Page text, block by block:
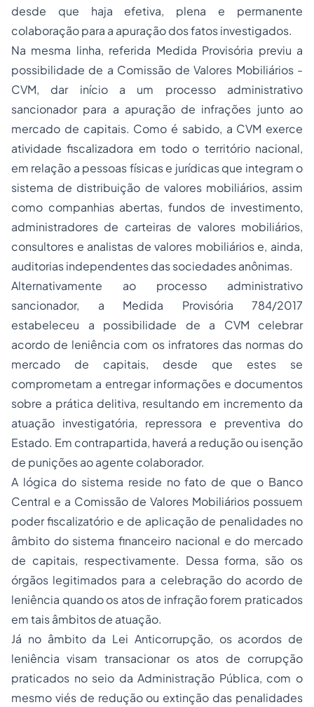
desde que haja efetiva, plena e permanente
colaboração para a apuração dos fatos investigados.
Na mesma linha, referida Medida Provisória previu a
possibilidade de a Comissão de Valores Mobiliários -
CVM, dar início a um processo administrativo
sancionador para a apuração de infrações junto ao
mercado de capitais. Como é sabido, a CVM exerce
atividade fiscalizadora em todo o território nacional,
em relação a pessoas físicas e jurídicas que integram o
sistema de distribuição de valores mobiliários, assim
como companhias abertas, fundos de investimento,
administradores de carteiras de valores mobiliários,
consultores e analistas de valores mobiliários e, ainda,
auditorias independentes das sociedades anônimas.
Alternativamente ao processo administrativo
sancionador, a Medida Provisória 784/2017
estabeleceu a possibilidade de a CVM celebrar
acordo de leniência com os infratores das normas do
mercado de capitais, desde que estes se
comprometam a entregar informações e documentos
sobre a prática delitiva, resultando em incremento da
atuação investigatória, repressora e preventiva do
Estado. Em contrapartida, haverá a redução ou isenção
de punições ao agente colaborador.
A lógica do sistema reside no fato de que o Banco
Central e a Comissão de Valores Mobiliários possuem
poder fiscalizatório e de aplicação de penalidades no
âmbito do sistema financeiro nacional e do mercado
de capitais, respectivamente. Dessa forma, são os
órgãos legitimados para a celebração do acordo de
leniência quando os atos de infração forem praticados
em tais âmbitos de atuação.
Já no âmbito da Lei Anticorrupção, os acordos de
leniência visam transacionar os atos de corrupção
praticados no seio da Administração Pública, com o
mesmo viés de redução ou extinção das penalidades